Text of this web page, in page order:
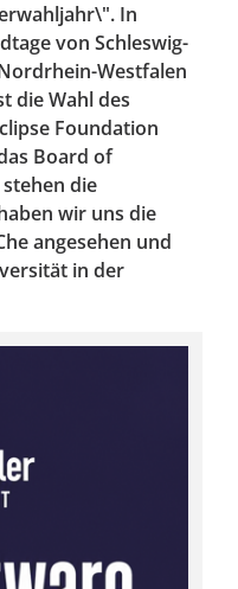
In
von Schleswig-
Westfalen
die Wahl des
Foundation
Board of
die
wir uns die
angesehen und
in der